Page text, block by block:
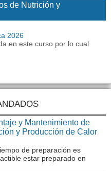
de Nutrición y
2026
en este curso por lo cual
y Mantenimiento de
y Producción de Calor
de preparación es
estar preparado en